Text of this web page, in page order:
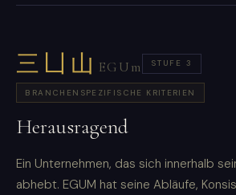
三凵山 EGUm STUFE 3
BRANCHENSPEZIFISCHE KRITERIEN
Herausragend
Ein Unternehmen, das sich innerhalb
abhebt. EGUM hat seine Abläufe,